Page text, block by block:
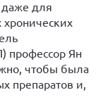
даже для
профессор Ян
чтобы была
препаратов и,